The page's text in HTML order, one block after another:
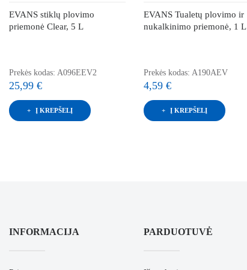
EVANS stiklų plovimo
priemonė Clear, 5 L
Prekės kodas: A096EEV2
25,99 €
Į KREPŠELĮ
EVANS Tualetų plovimo ir
nukalkinimo priemonė, 1 L
Prekės kodas: A190AEV
4,59 €
Į KREPŠELĮ
INFORMACIJA PARDUOTUVĖ